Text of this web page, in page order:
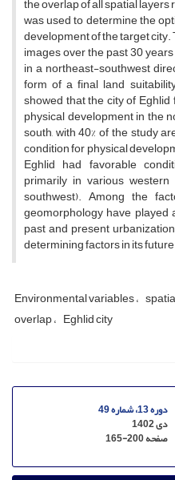
the overlap of all spatial
was used to determine the
development of the target
images over the past 30
in a northeast-southwest
form of a final land
showed that the city of
physical development in the
south, with 40% of the study
condition for physical
Eghlid had favorable
primarily in various western
southwest). Among the
geomorphology have
past and present
determining factors in its
Environmental variables
overlap Eghlid city
دوره 13، شماره 49
دی 1402
صفحه165-200